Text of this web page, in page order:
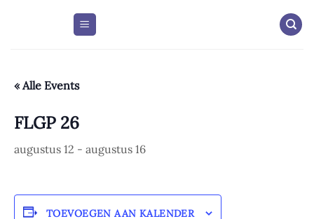
« Alle Events
FLGP 26
augustus 12 - augustus 16
TOEVOEGEN AAN KALENDER